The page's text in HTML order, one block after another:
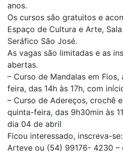
anos.
Os cursos são gratuitos e
Espaço de Cultura e Arte,
Seráfico São José.
As vagas são limitadas e as
abertas.
– Curso de Mandalas em
feira, das 14h às 17h, com
– Curso de Adereços, crochê
quinta-feira, das 9h30min às
dia 04 de abril
Ficou interessado, inscreva-
Arteve ou (54) 99176- 4230 –